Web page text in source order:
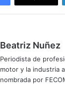
Beatriz Nuñez
Periodista de
motor y la industria
nombrada por